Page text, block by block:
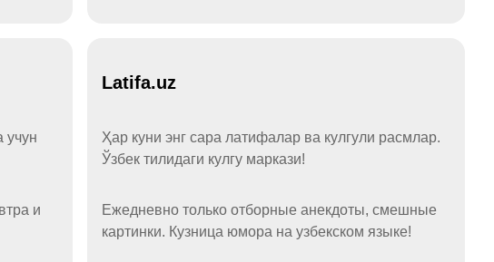
учун
и
Latifa.uz
Ҳар куни энг сара латифалар ва кулгули расмлар.
Ўзбек тилидаги кулгу маркази!
Ежедневно только отборные анекдоты, смешные
картинки. Кузница юмора на узбекском языке!